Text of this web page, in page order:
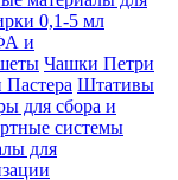
0,1-5 мл
и
Чашки Петри
Штативы
для сбора и
системы
для